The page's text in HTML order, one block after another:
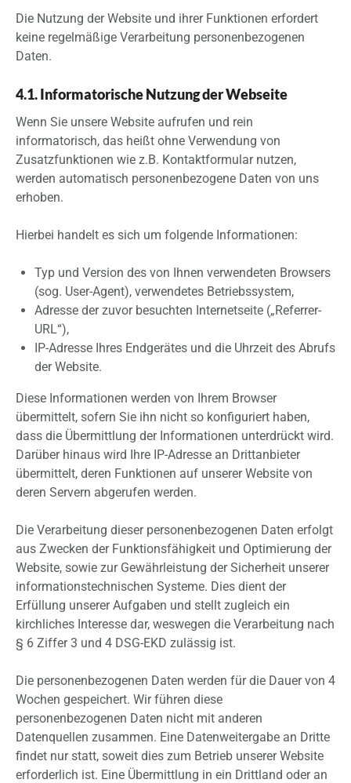
Die Nutzung der Website und ihrer Funktionen erfordert
keine regelmäßige Verarbeitung personenbezogenen
Daten.
4.1. Informatorische Nutzung der Webseite
Wenn Sie unsere Website aufrufen und rein
informatorisch, das heißt ohne Verwendung von
Zusatzfunktionen wie z.B. Kontaktformular nutzen,
werden automatisch personenbezogene Daten von uns
erhoben.
Hierbei handelt es sich um folgende Informationen:
Typ und Version des von Ihnen verwendeten Browsers
(sog. User-Agent), verwendetes Betriebssystem,
Adresse der zuvor besuchten Internetseite („Referrer-
URL“),
IP-Adresse Ihres Endgerätes und die Uhrzeit des Abrufs
der Website.
Diese Informationen werden von Ihrem Browser
übermittelt, sofern Sie ihn nicht so konfiguriert haben,
dass die Übermittlung der Informationen unterdrückt wird.
Darüber hinaus wird Ihre IP-Adresse an Drittanbieter
übermittelt, deren Funktionen auf unserer Website von
deren Servern abgerufen werden.
Die Verarbeitung dieser personenbezogenen Daten erfolgt
aus Zwecken der Funktionsfähigkeit und Optimierung der
Website, sowie zur Gewährleistung der Sicherheit unserer
informationstechnischen Systeme. Dies dient der
Erfüllung unserer Aufgaben und stellt zugleich ein
kirchliches Interesse dar, weswegen die Verarbeitung nach
§ 6 Ziffer 3 und 4 DSG-EKD zulässig ist.
Die personenbezogenen Daten werden für die Dauer von 4
Wochen gespeichert. Wir führen diese
personenbezogenen Daten nicht mit anderen
Datenquellen zusammen. Eine Datenweitergabe an Dritte
findet nur statt, soweit dies zum Betrieb unserer Website
erforderlich ist. Eine Übermittlung in ein Drittland oder an